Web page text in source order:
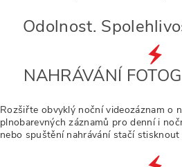
Odolnost.
NAHRÁVÁNÍ
Rozšiřte obvyklý noční videozáznam o
plnobarevných záznamů pro denní i
nebo spuštění nahrávání stačí